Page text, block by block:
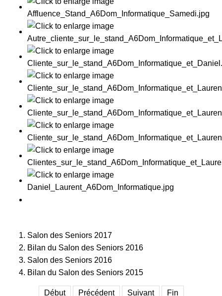
Salon des Seniors 2017
Bilan du Salon des Seniors 2016
Salon des Seniors 2016
Bilan du Salon des Seniors 2015
Début Précédent Suivant Fin